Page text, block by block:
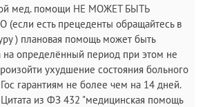
мед. помощи НЕ МОЖЕТ БЫТЬ
(если есть прецеденты обращайтесь в
) плановая помощь может быть
на определённый период при этом не
ухудшение состояния больного
гарантиям не более чем на 14 дней.
из ФЗ 432 "медицинская помощь